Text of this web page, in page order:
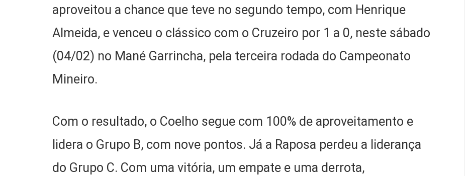
aproveitou a chance que teve no segundo tempo, com Henrique
Almeida, e venceu o clássico com o Cruzeiro por 1 a 0, neste sábado
(04/02) no Mané Garrincha, pela terceira rodada do Campeonato
Mineiro.
Com o resultado, o Coelho segue com 100% de aproveitamento e
lidera o Grupo B, com nove pontos. Já a Raposa perdeu a liderança
do Grupo C. Com uma vitória, um empate e uma derrota,